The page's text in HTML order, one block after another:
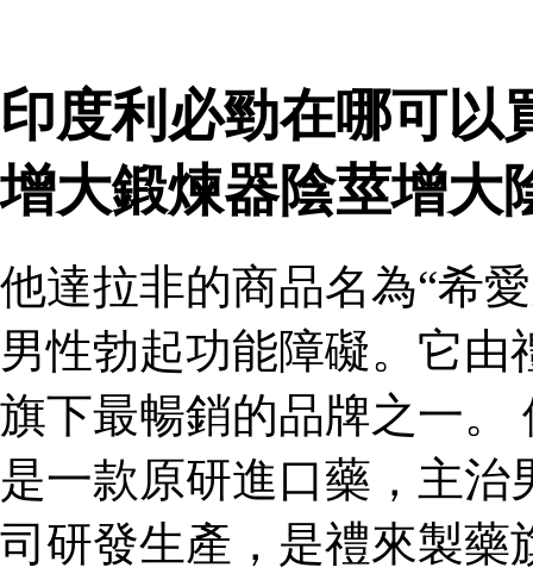
印度利必勁在哪可以
增大鍛煉器陰莖增大
他達拉非的商品名為“希
男性勃起功能障礙。它
旗下最暢銷的品牌之一。
是一款原研進口藥，主
司研發生產，是禮來製藥